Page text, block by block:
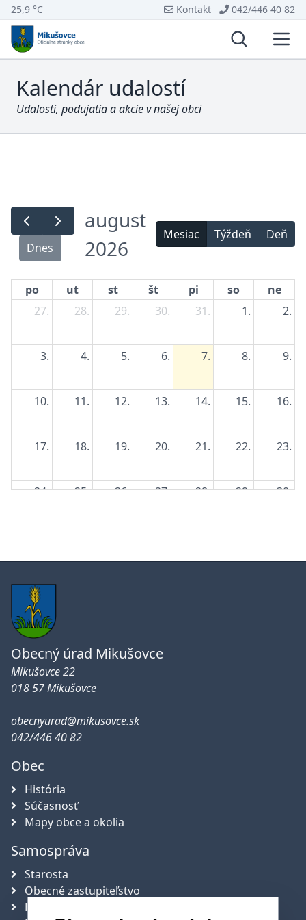
25,9 °C Kontakt 042/446 40 82
Vyhľadávanie
Kalendár udalostí
Udalosti, podujatia a akcie v našej obci
Dnes
august
2026
Mesiac Týždeň Deň
po ut st št pi so
ne
27.
28. 29. 30. 31. 1. 2.
3. 4. 5. 6. 7. 8. 9.
10. 11. 12. 13. 14. 15. 16.
17. 18. 19. 20. 21. 22. 23.
24. 25. 26. 27. 28. 29. 30.
Obecný úrad Mikušovce
Mikušovce 22
018 57 Mikušovce
obecnyurad@mikusovce.sk
042/446 40 82
Obec
História
Súčasnosť
Mapy obce a okolia
Samospráva
Starosta
Obecné zastupiteľstvo
Hlavný kontrolór obce